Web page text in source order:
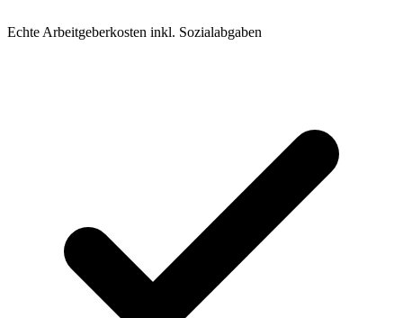
Echte Arbeitgeberkosten inkl. Sozialabgaben